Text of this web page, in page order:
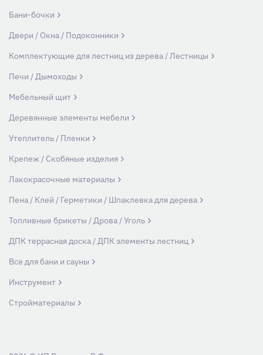
Бани-бочки
Двери / Окна / Подоконники
Комплектующие для лестниц из дерева / Лестницы
Печи / Дымоходы
Мебельный щит
Деревянные элементы мебели
Утеплитель / Пленки
Крепеж / Скобяные изделия
Лакокрасочные материалы
Пена / Клей / Герметики / Шпаклевка для дерева
Топливные брикеты / Дрова / Уголь
ДПК террасная доска / ДПК элементы лестниц
Все для бани и сауны
Инструмент
Стройматериалы